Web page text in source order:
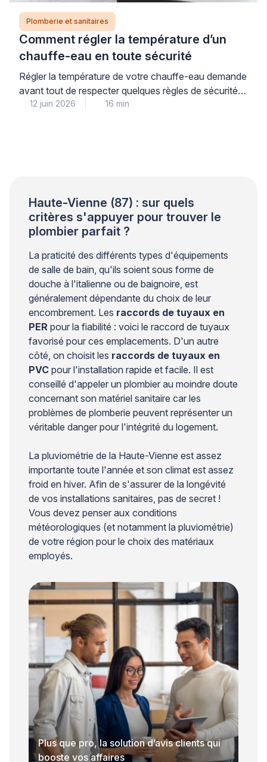
Plomberie et sanitaires
Comment régler la température d’un
chauffe-eau en toute sécurité
Régler la température de votre chauffe-eau demande
avant tout de respecter quelques règles de sécurité
simples, à commencer par la coupure systématique
12 juin 2026 16 min
Haute-Vienne (87) : sur quels
critères s'appuyer pour trouver le
plombier parfait ?
La praticité des différents types d'équipements
de salle de bain, qu'ils soient sous forme de
douche à l'italienne ou de baignoire, est
généralement dépendante du choix de leur
encombrement. Les raccords de tuyaux en
PER pour la fiabilité : voici le raccord de tuyaux
favorisé pour ces emplacements. D'un autre
côté, on choisit les raccords de tuyaux en
PVC pour l'installation rapide et facile. Il est
conseillé d'appeler un plombier au moindre doute
concernant son matériel sanitaire car les
problèmes de plomberie peuvent représenter un
véritable danger pour l'intégrité du logement.
La pluviométrie de la Haute-Vienne est assez
importante toute l'année et son climat est assez
froid en hiver. Afin de s'assurer de la longévité
de vos installations sanitaires, pas de secret !
Vous devez penser aux conditions
météorologiques (et notamment la pluviométrie)
de votre région pour le choix des matériaux
employés.
Plus que pro, la solution d’avis clients qui
booste vos affaires